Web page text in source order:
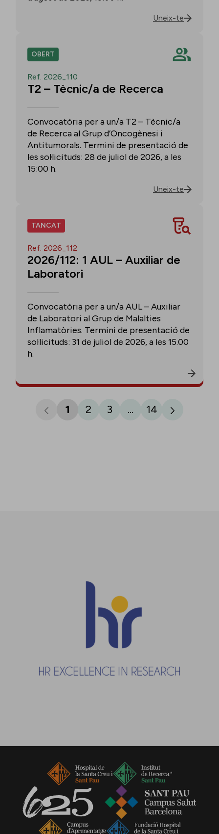
Uneix-te
OBERT
Ref. 2026_110
T2 – Tècnic/a de Recerca
Convocatòria per a un/a T2 – Tècnic/a
de Recerca al Grup d’Oncogènesi i
Antitumorals. Termini de presentació de
les sol·licituds: 28 de juliol de 2026, a les
15:00 h.
Uneix-te
TANCAT
Ref. 2026_112
2026/112: 1 AUL – Auxiliar de
Laboratori
Convocatòria per a un/a AUL – Auxiliar
de Laboratori al Grup de Malalties
Inflamatòries. Termini de presentació de
sol·licituds: 31 de juliol de 2026, a les 15.00
h.
1 2 3 ... 14